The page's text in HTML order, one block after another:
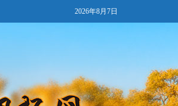
2026年8月7日